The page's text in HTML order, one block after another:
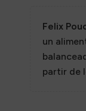
Felix
un
partir de